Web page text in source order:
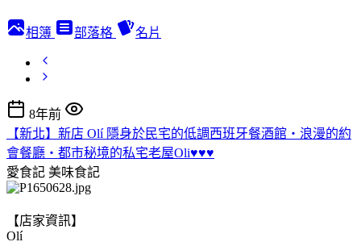
相簿 部落格 名片
8年前
【新北】新店 Olí 隱身於民宅的低調西班牙餐酒館‧浪漫的約
會餐廳‧都市秘境的私宅老屋Oli♥♥♥
愛食記 美味食記
【店家資訊】
Olí